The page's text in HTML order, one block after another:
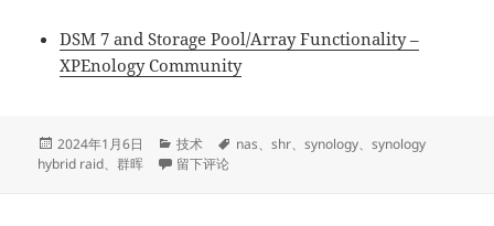
DSM 7 and Storage Pool/Array Functionality –
XPEnology Community
发
布
2024年1月6日
分
类
技术
标
nas、shr、synology、synology
hybrid raid、群晖 于给 DSM 7+ 的群晖添加 SHR / SHR-2 支持
留下评论